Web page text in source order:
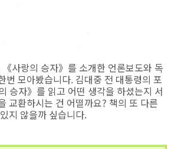
사랑의 승자》를 소개한 언론보도와 독
번 모아봤습니다. 김대중 전 대통령의 포
승자》를 읽고 어떤 생각을 하셨는지 서
교환하시는 건 어떨까요? 책의 또 다른
지 않을까 싶습니다.